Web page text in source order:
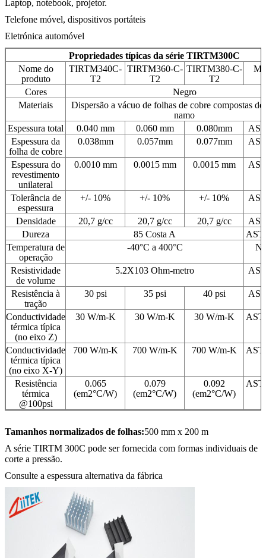
Laptop, notebook, projetor.
Telefone móvel, dispositivos portáteis
Eletrónica automóvel
Propriedades típicas da série TIRTM300C
Nome do
produto
TIRTM340C-
T2
TIRTM360-C-
T2
TIRTM380-C-
T2
Cores
Negro
Materiais
Dispersão a vácuo de folhas de cobre compostas
namo
Espessura total
0.040 mm 0.060 mm 0.080mm
Espessura da
folha de cobre
0.038mm 0.057mm 0.077mm
Espessura do
revestimento
unilateral
0.0010 mm 0.0015 mm 0.0015 mm
Tolerância de
espessura
+/- 10% +/- 10% +/- 10%
Densidade 20,7 g/cc 20,7 g/cc 20,7 g/cc
Dureza
85 Costa A
Temperatura de
operação
-40°C a 400°C
Resistividade
de volume
5.2X103 Ohm-metro
Resistência à
tração
30 psi 35 psi 40 psi
Conductividade
térmica típica
(no eixo Z)
30 W/m-K 30 W/m-K 30 W/m-K
Conductividade
térmica típica
(no eixo X-Y)
700 W/m-K 700 W/m-K 700 W/m-K
Resistência
térmica
@100psi
0.065
(em2°C/W)
0.079
(em2°C/W)
0.092
(em2°C/W)
Tamanhos normalizados de folhas:500 mm x 200 m
A série TIRTM 300C pode ser fornecida com formas individuais de
corte a pressão.
Consulte a espessura alternativa da fábrica